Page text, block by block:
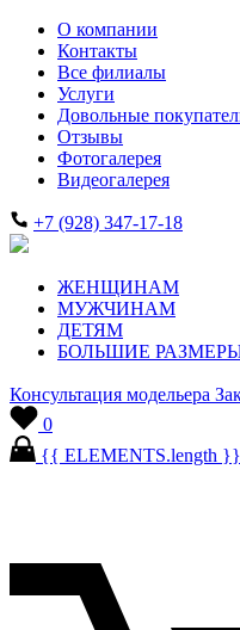
О компании
Контакты
Все филиалы
Услуги
Довольные
Отзывы
Фотогалерея
Видеогалерея
+7 (928) 347-17-18
ЖЕНЩИНАМ
МУЖЧИНАМ
ДЕТЯМ
БОЛЬШИЕ
Консультация модельера
0
{{ ELEMENTS.length }}